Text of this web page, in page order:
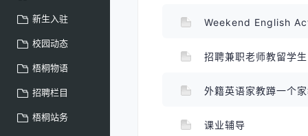
新生入驻
校园动态
梧桐物语
招聘栏目
梧桐站务
Weekend English
招聘兼职老师教留学
外籍英语家教蹲一个
课业辅导